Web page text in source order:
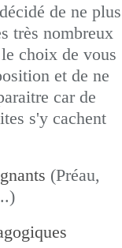
de ne plus
très nombreux
choix de vous
et de ne
car de
s'y cachent
(Préau,